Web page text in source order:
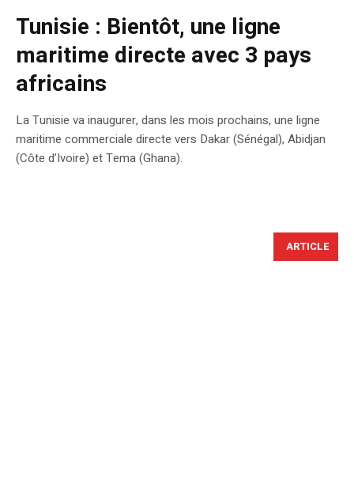
Tunisie : Bientôt, une ligne
maritime directe avec 3 pays
africains
La Tunisie va inaugurer, dans les mois prochains, une ligne
maritime commerciale directe vers Dakar (Sénégal), Abidjan
(Côte d’Ivoire) et Tema (Ghana).
ARTICLE